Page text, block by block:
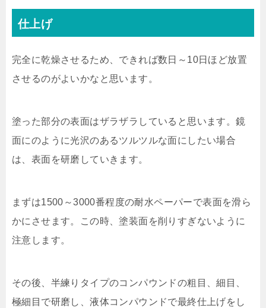
仕上げ
完全に乾燥させるため、できれば数日～10日ほど放置
させるのがよいかなと思います。
塗った部分の表面はザラザラしていると思います。鏡
面にのように光沢のあるツルツルな面にしたい場合
は、表面を研磨していきます。
まずは1500～3000番程度の耐水ペーパーで表面を滑ら
かにさせます。この時、塗装面を削りすぎないように
注意します。
その後、半練りタイプのコンパウンドの粗目、細目、
極細目で研磨し、液体コンパウンドで最終仕上げをし